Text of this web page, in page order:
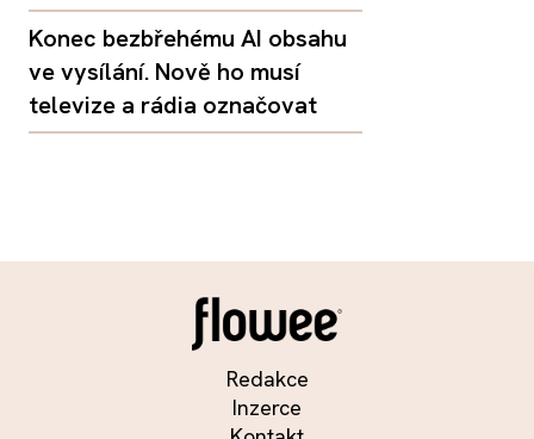
Konec bezbřehému AI obsahu
ve vysílání. Nově ho musí
televize a rádia označovat
Redakce
Inzerce